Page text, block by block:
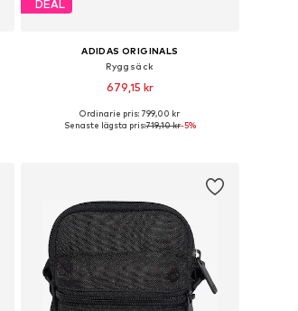
DEAL
ADIDAS ORIGINALS
Ryggsäck
679,15 kr
Tillgängliga storlekar: One Size
Ordinarie pris: 799,00 kr
Senaste lägsta pris:719,10 kr-5%